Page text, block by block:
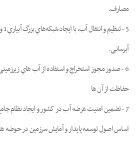
ﻣﺼﺎرف.
آﺑﺮﺳﺎﻧﯽ.
6 - ﺻﺪور ﻣﺠﻮز اﺳﺘﺨﺮاج و اﺳﺘﻔﺎده از آب ﻫﺎي
ﺣﻔﺎﻇﺖ از آن ﻫﺎ
7 - ﺗﻀﻤﯿﻦ اﻣﻨﯿﺖ ﻋﺮﺿﻪ آب در ﮐﺸﻮر و اﯾﺠﺎد ﻧﻈﺎم
اﺳﺎس اﺻﻮل ﺗﻮسعه ﭘﺎﯾﺪار و آﻣﺎﯾﺶ ﺳﺮزﻣﯿﻦ در ﺣﻮﺿﻪ